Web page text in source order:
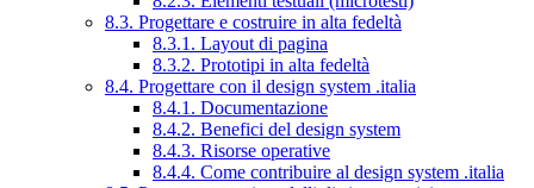
8.3. Progettare e costruire in alta fedeltà
8.3.1. Layout di pagina
8.3.2. Prototipi in alta fedeltà
8.4. Progettare con il design system .italia
8.4.1. Documentazione
8.4.2. Benefici del design system
8.4.3. Risorse operative
8.4.4. Come contribuire al design system .italia